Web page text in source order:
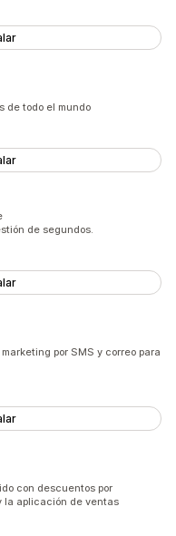
de todo el mundo
de segundos.
por SMS y correo para
con descuentos por
la aplicación de ventas